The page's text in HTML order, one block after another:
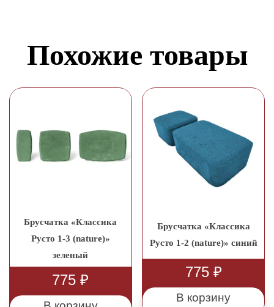
Похожие товары
Брусчатка «Классика
Русто 1-3 (nature)»
зеленый
775₽
Брусчатка «Классика
Русто 1-2 (nature)» синий
775 ₽
В корзину